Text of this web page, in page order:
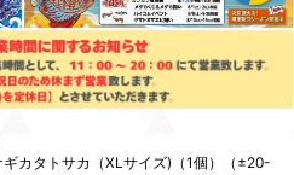
ギカタトサカ（XLサイズ)（1個）（±20-